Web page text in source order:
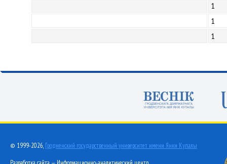
1
1
1
© 1999-2026, Гродненский государственный университет имени Янки Купалы